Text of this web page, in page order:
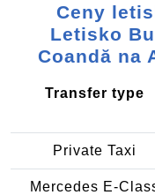
Ceny
Letisko
Coandă na
Transfer type
Private Taxi
Mercedes E-